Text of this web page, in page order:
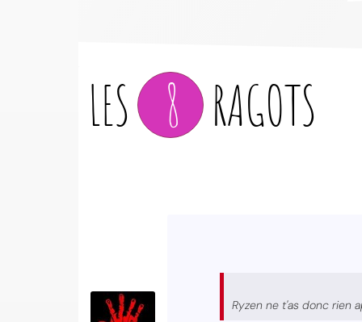
LES 8 RAGOTS
Ryzen ne t'as donc rien